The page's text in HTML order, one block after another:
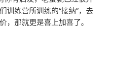
训练营所训练的“接纳”，去
，那就更是喜上加喜了。